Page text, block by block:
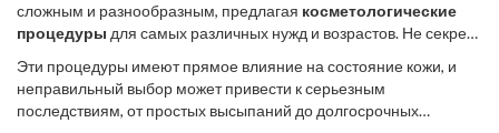
сложным и разнообразным, предлагая косметологические
процедуры для самых различных нужд и возрастов. Не секрет,
приводит нас к двери косметолога. И всё же стоит помнить, что
столь заманчивые предложения зачастую связаны с
определёнными рисками. Сегодня процедуры для лица не
Эти процедуры имеют прямое влияние на состояние кожи, и
неправильный выбор может привести к серьезным
последствиям, от простых высыпаний до долгосрочных